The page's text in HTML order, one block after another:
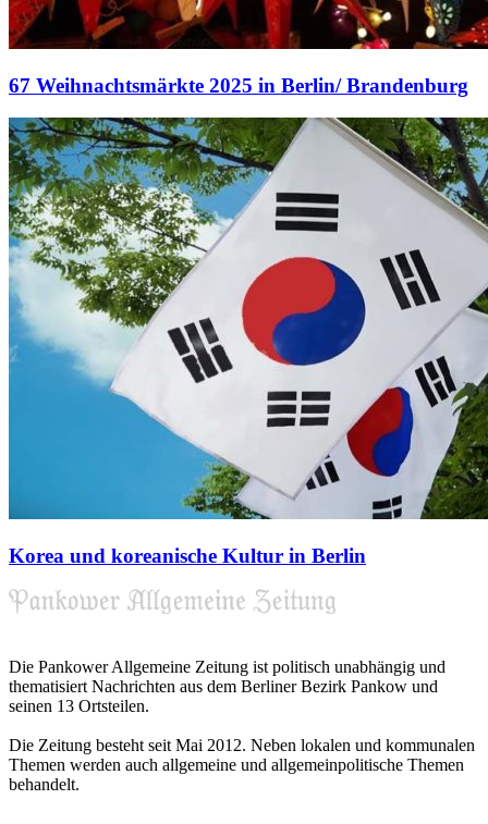
67 Weihnachtsmärkte 2025 in Berlin/ Brandenburg
Korea und koreanische Kultur in Berlin
Die Pankower Allgemeine Zeitung ist politisch unabhängig und
thematisiert Nachrichten aus dem Berliner Bezirk Pankow und
seinen 13 Ortsteilen.
Die Zeitung besteht seit Mai 2012. Neben lokalen und kommunalen
Themen werden auch allgemeine und allgemeinpolitische Themen
behandelt.